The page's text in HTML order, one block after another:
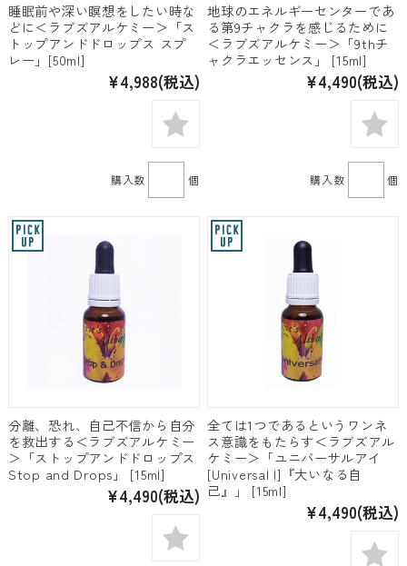
睡眠前や深い瞑想をしたい時な
どに＜ラブズアルケミー＞「ス
トップアンドドロップス スプ
レー」[50ml]
¥4,988(税込)
購入数 個
地球のエネルギーセンターであ
る第9チャクラを感じるために
＜ラブズアルケミー＞「9thチ
ャクラエッセンス」 [15ml]
¥4,490(税込)
購入数 個
分離、恐れ、自己不信から自分
を救出する＜ラブズアルケミー
＞「ストップアンドドロップス
Stop and Drops」 [15ml]
¥4,490(税込)
全ては1つであるというワンネ
ス意識をもたらす＜ラブズアル
ケミー＞「ユニバーサルアイ
[Universal I]『大いなる自
己』」 [15ml]
¥4,490(税込)